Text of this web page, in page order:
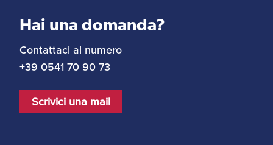
Hai una domanda?
Contattaci al numero
+39 0541 70 90 73
Scrivici una mail